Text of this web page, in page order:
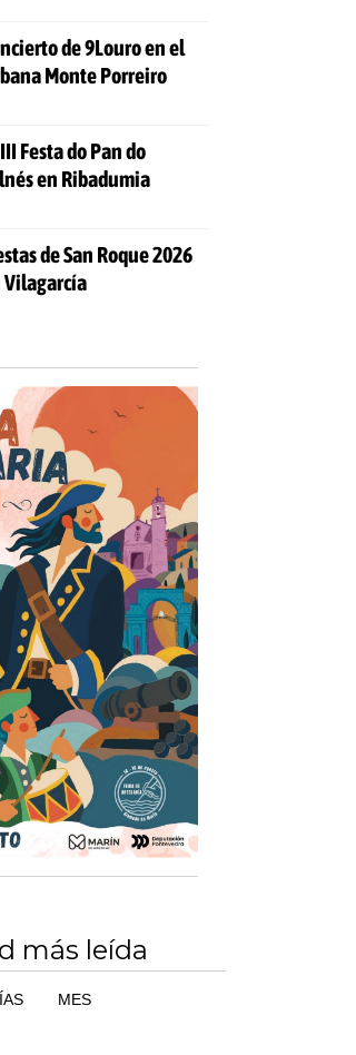
de 9Louro en el
Monte Porreiro
Festa do Pan do
en Ribadumia
de San Roque 2026
Vilagarcía
más leída
MES